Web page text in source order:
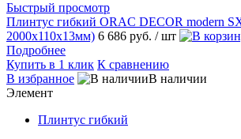
Быстрый просмотр
Плинтус гибкий ORAC DECOR modern
2000х110х13мм) 6 686 руб. / шт
Подробнее
Купить в 1 клик К сравнению
В избранное
В наличии
Элемент
Плинтус гибкий